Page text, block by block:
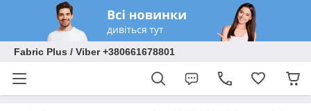
Fabric Plus / Viber +380661678801